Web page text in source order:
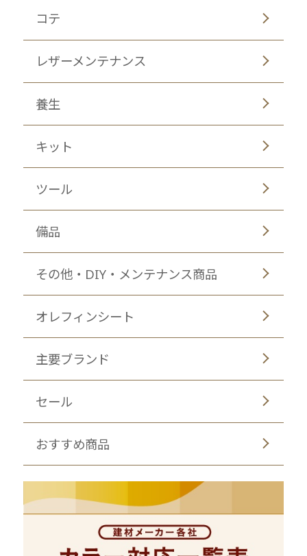
コテ
レザーメンテナンス
養生
キット
ツール
備品
その他・DIY・メンテナンス商品
オレフィンシート
主要ブランド
セール
おすすめ商品